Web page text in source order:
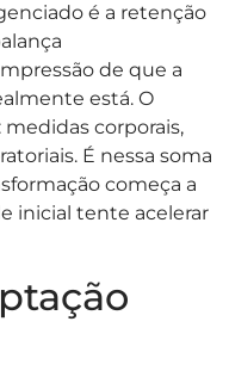
é a retenção
de que a
está. O
corporais,
É nessa soma
começa a
inicial tente acelerar